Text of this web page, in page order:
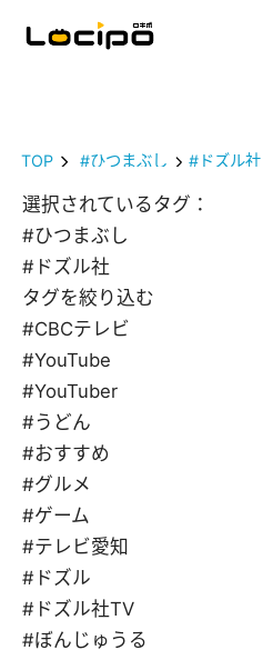
TOP #ひつまぶし #ドズル社
選択されているタグ：
#ひつまぶし
#ドズル社
タグを絞り込む
#CBCテレビ
#YouTube
#YouTuber
#うどん
#おすすめ
#グルメ
#ゲーム
#テレビ愛知
#ドズル
#ドズル社TV
#ぼんじゅうる